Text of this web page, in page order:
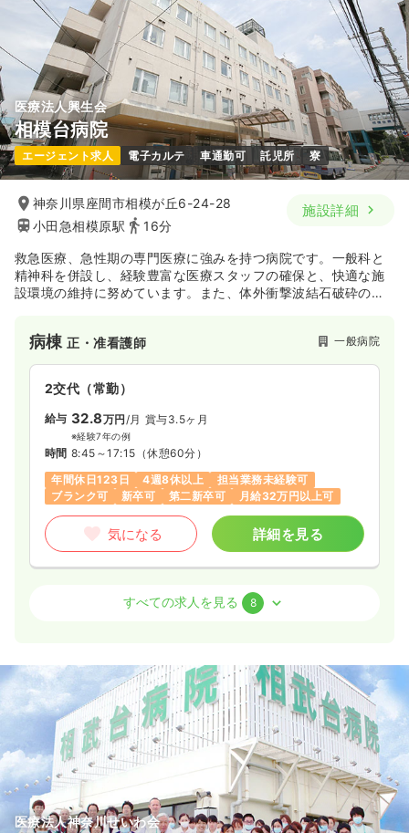
年間休日120日
4週8休以上
オンコールあり
担当業務未経験可
ブランク可 年収500万円以上可
気になる 詳細を見る
医療法人興生会
相模台病院
エージェント求人 電子カルテ 車通勤可 託児所 寮
神奈川県座間市相模が丘6-24-28
小田急相模原駅
16分
施設詳細
救急医療、急性期の専門医療に強みを持つ病院です。一般科と
精神科を併設し、経験豊富な医療スタッフの確保と、快適な施
設環境の維持に努めています。また、体外衝撃波結石破砕の分
病棟正・准看護師 一般病院
2交代（常勤）
給与 32.8万円 /月 賞与3.5ヶ月
※経験7年の例
時間 8:45～17:15 （休憩60分）
年間休日123日
4週8休以上
担当業務未経験可
ブランク可
新卒可 第二新卒可 月給32万円以上可
気になる 詳細を見る
給与 25.6 万円〜/月 賞与3.5ヶ月
※経験11年の例
時間 8:45～17:15
年間休日123日
4週8休以上
担当業務未経験可
ブランク可
月給25万円以上可
気になる 詳細を見る
すべての求人を見る 8
医療法人神奈川せいわ会